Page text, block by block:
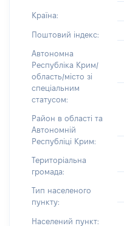
Країна:
Поштовий індекс:
Автономна
Республіка Крим/
область/місто зі
спеціальним
статусом:
Район в області та
Автономній
Республіці Крим:
Територіальна
громада:
Тип населеного
пункту:
Населений пункт: